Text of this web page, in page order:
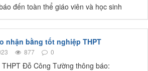
đến toàn thể giáo viên và học sinh
nhận bằng tốt nghiệp THPT
877 0
Đỗ Công Tường thông báo: